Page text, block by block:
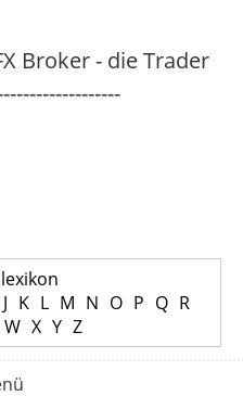
Broker - die Trader
J K L M N O P Q R
W X Y Z